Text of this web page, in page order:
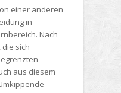
einer anderen
in
Nach
sich
aus diesem